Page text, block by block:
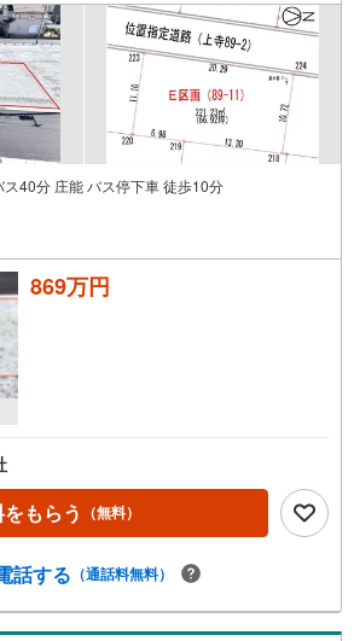
40分 庄能 バス停下車 徒歩10分
869万円
もらう （無料）
話する （通話料無料）